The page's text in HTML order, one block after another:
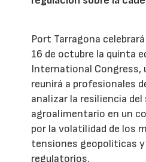
Port Tarragona
16 de octubre la quinta
International Congress,
reunirá a profesionales
analizar la resiliencia
agroalimentario en un
por la volatilidad de los
tensiones geopolíticas
regulatorios.